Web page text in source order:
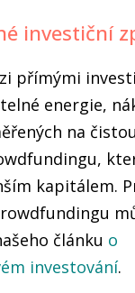
investiční
přímými
energie,
na
kapitálem.
článku o
investování.